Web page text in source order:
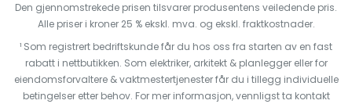
Den gjennomstrekede prisen tilsvarer produsentens veiledende pris.
Alle priser i kroner 25 % ekskl. mva. og ekskl. fraktkostnader.
¹ Som registrert bedriftskunde får du hos oss fra starten av en fast
rabatt i nettbutikken. Som elektriker, arkitekt & planlegger eller for
eiendomsforvaltere & vaktmestertjenester får du i tillegg individuelle
betingelser etter behov. For mer informasjon, vennligst ta kontakt